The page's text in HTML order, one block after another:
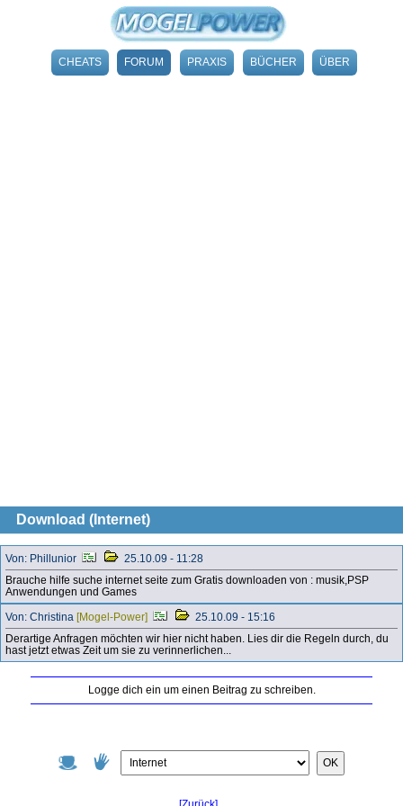
CHEATS FORUM PRAXIS BÜCHER ÜBER
Download (Internet)
OK
Von: Phillunior
25.10.09 - 11:28
Brauche hilfe suche internet seite zum Gratis downloaden von : musik,PSP
Anwendungen und Games
Von: Christina [Mogel-Power]
25.10.09 - 15:16
Derartige Anfragen möchten wir hier nicht haben. Lies dir die Regeln durch, du
hast jetzt etwas Zeit um sie zu verinnerlichen...
Logge dich ein um einen Beitrag zu schreiben.